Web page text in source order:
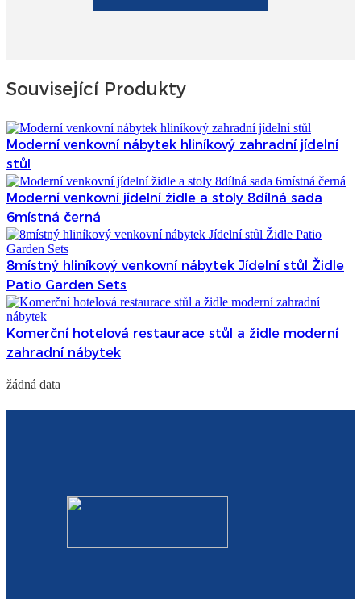
Související Produkty
Moderní venkovní nábytek hliníkový zahradní jídelní
stůl
Moderní venkovní jídelní židle a stoly 8dílná sada
6místná černá
8místný hliníkový venkovní nábytek Jídelní stůl Židle
Patio Garden Sets
Komerční hotelová restaurace stůl a židle moderní
zahradní nábytek
žádná data